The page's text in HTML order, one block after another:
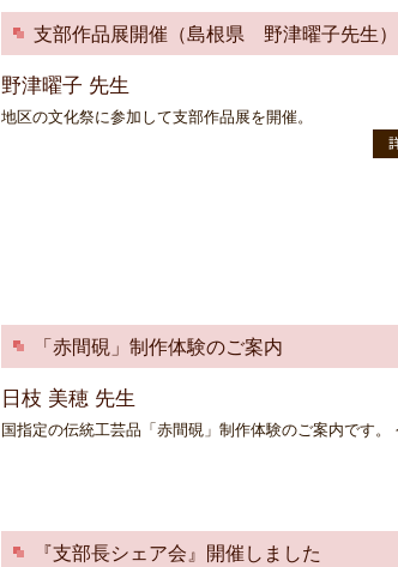
支部作品展開催（島根県 野津曜子先生）
野津曜子 先生
地区の文化祭に参加して支部作品展を開催。
「赤間硯」制作体験のご案内
日枝 美穂 先生
国指定の伝統工芸品「赤間硯」制作体験のご案内です
『支部長シェア会』開催しました